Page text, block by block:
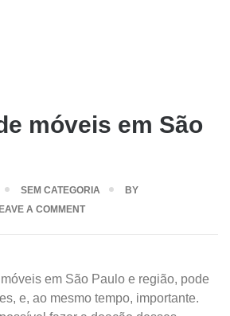
móveis em São
SEM CATEGORIA
BY
A COMMENT
em São Paulo e região, pode
e, ao mesmo tempo, importante.